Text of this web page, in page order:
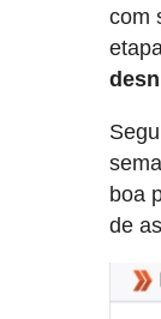
com
boa
de